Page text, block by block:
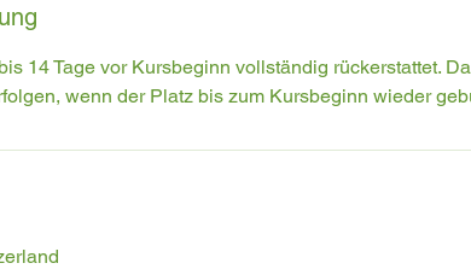
14 Tage vor Kursbeginn vollständig rückerstattet.
wenn der Platz bis zum Kursbeginn wieder